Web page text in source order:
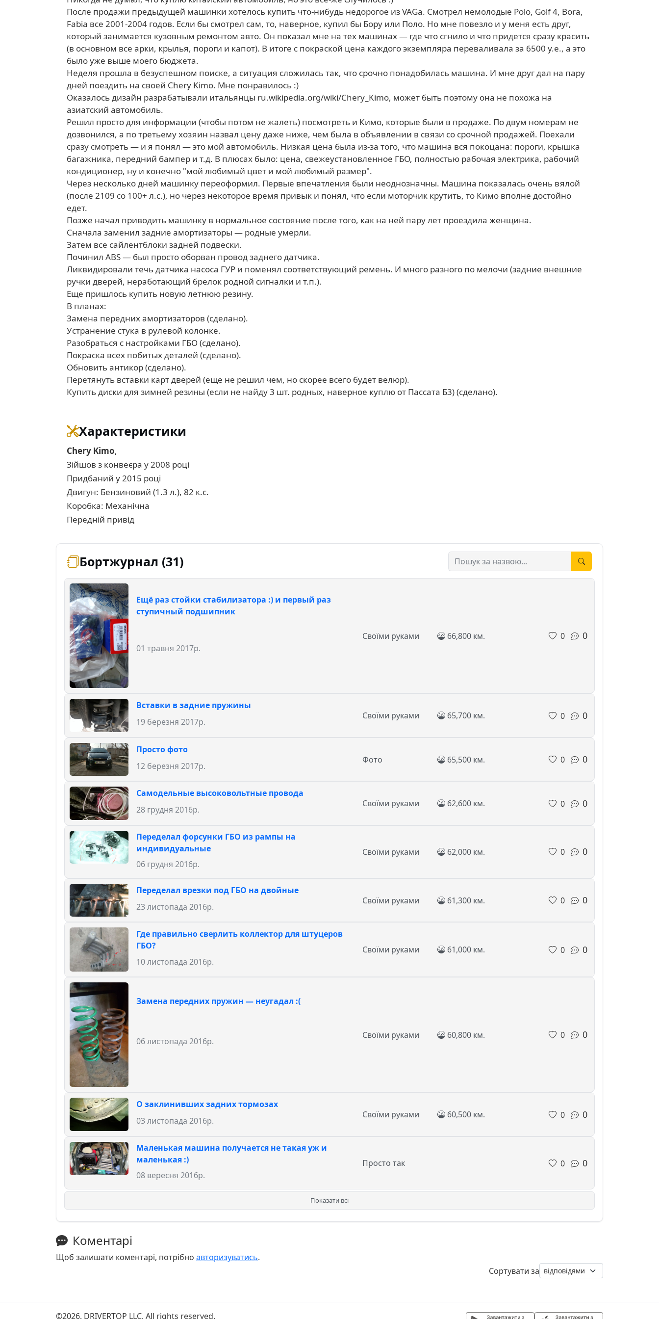
После продажи предыдущей машинки хотелось купить что-нибудь недорогое из VAGа. Смотрел немолодые Polo, Golf 4, Bora,
Fabia все 2001-2004 годов. Если бы смотрел сам, то, наверное, купил бы Бору или Поло. Но мне повезло и у меня есть друг,
который занимается кузовным ремонтом авто. Он показал мне на тех машинах — где что сгнило и что придется сразу красить
(в основном все арки, крылья, пороги и капот). В итоге с покраской цена каждого экземпляра переваливала за 6500 у.е., а это
было уже выше моего бюджета.
Неделя прошла в безуспешном поиске, а ситуация сложилась так, что срочно понадобилась машина. И мне друг дал на пару
дней поездить на своей Chery Kimo. Мне понравилось :)
Оказалось дизайн разрабатывали итальянцы ru.wikipedia.org/wiki/Chery_Kimo, может быть поэтому она не похожа на
азиатский автомобиль.
Решил просто для информации (чтобы потом не жалеть) посмотреть и Кимо, которые были в продаже. По двум номерам не
дозвонился, а по третьему хозяин назвал цену даже ниже, чем была в объявлении в связи со срочной продажей. Поехали
сразу смотреть — и я понял — это мой автомобиль. Низкая цена была из-за того, что машина вся покоцана: пороги, крышка
багажника, передний бампер и т.д. В плюсах было: цена, свежеустановленное ГБО, полностью рабочая электрика, рабочий
кондиционер, ну и конечно "мой любимый цвет и мой любимый размер".
Через несколько дней машинку переоформил. Первые впечатления были неоднозначны. Машина показалась очень вялой
(после 2109 со 100+ л.с.), но через некоторое время привык и понял, что если моторчик крутить, то Кимо вполне достойно
едет.
Позже начал приводить машинку в нормальное состояние после того, как на ней пару лет проездила женщина.
Сначала заменил задние амортизаторы — родные умерли.
Затем все сайлентблоки задней подвески.
Починил ABS — был просто оборван провод заднего датчика.
Ликвидировали течь датчика насоса ГУР и поменял соответствующий ремень. И много разного по мелочи (задние внешние
ручки дверей, неработающий брелок родной сигналки и т.п.).
Еще пришлось купить новую летнюю резину.
В планах:
Замена передних амортизаторов (сделано).
Устранение стука в рулевой колонке.
Разобраться с настройками ГБО (сделано).
Покраска всех побитых деталей (сделано).
Обновить антикор (сделано).
Перетянуть вставки карт дверей (еще не решил чем, но скорее всего будет велюр).
Купить диски для зимней резины (если не найду 3 шт. родных, наверное куплю от Пассата Б3) (сделано).
Характеристики
Chery Kimo,
Зійшов з конвеєра у 2008 році
Придбаний у 2015 році
Двигун: Бензиновий (1.3 л.), 82 к.с.
Коробка: Механічна
Передній привід
Бортжурнал (31)
Ещё раз стойки стабилизатора :) и первый раз
ступичный подшипник
01 травня 2017р.
Своїми руками 66,800 км. 0 0
Вставки в задние пружины
19 березня 2017р.
Своїми руками 65,700 км. 0 0
Просто фото
12 березня 2017р.
Фото 65,500 км. 0 0
Самодельные высоковольтные провода
28 грудня 2016р.
Своїми руками 62,600 км. 0 0
Переделал форсунки ГБО из рампы на
индивидуальные
06 грудня 2016р.
Своїми руками 62,000 км. 0 0
Переделал врезки под ГБО на двойные
23 листопада 2016р.
Своїми руками 61,300 км. 0 0
Где правильно сверлить коллектор для штуцеров
ГБО?
10 листопада 2016р.
Своїми руками 61,000 км. 0 0
Замена передних пружин — неугадал :(
06 листопада 2016р.
Своїми руками 60,800 км. 0 0
О заклинивших задних тормозах
03 листопада 2016р.
Своїми руками 60,500 км. 0 0
Маленькая машина получается не такая уж и
маленькая :)
08 вересня 2016р.
Просто так 0 0
Показати всі
Коментарі
Щоб залишати коментарі, потрібно авторизуватись.
Сортувати за
©2026. DRIVERTOP LLC. All rights reserved.